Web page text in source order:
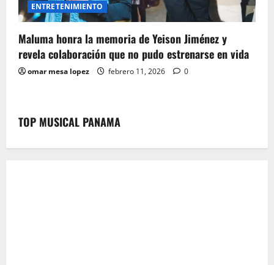
ENTRETENIMIENTO
Maluma honra la memoria de Yeison Jiménez y
revela colaboración que no pudo estrenarse en vida
omar mesa lopez febrero 11, 2026 0
TOP MUSICAL PANAMA